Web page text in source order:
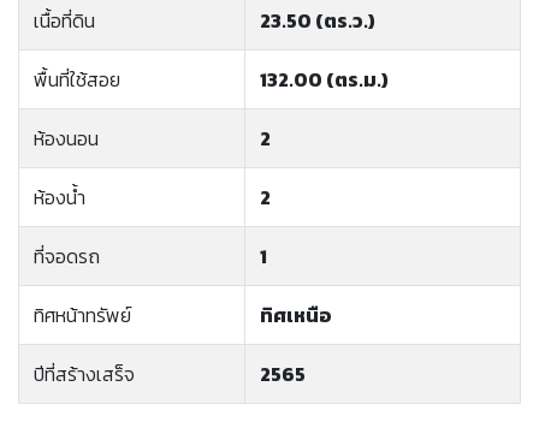
เนื้อที่ดิน 23.50 (ตร.ว.)
พื้นที่ใช้สอย 132.00 (ตร.ม.)
ห้องนอน 2
ห้องน้ำ 2
ที่จอดรถ 1
ทิศหน้าทรัพย์ ทิศเหนือ
ปีที่สร้างเสร็จ 2565